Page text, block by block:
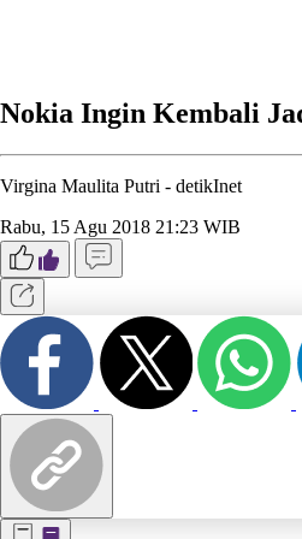
Nokia Ingin Kembali
Virgina Maulita Putri - detikInet
Rabu, 15 Agu 2018 21:23 WIB